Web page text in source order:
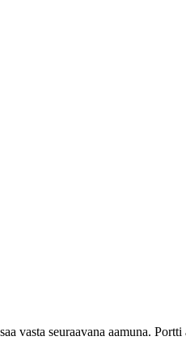
seuraavana aamuna.